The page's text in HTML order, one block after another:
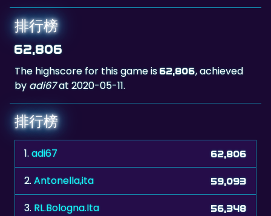
排行榜
62,806
The highscore for this game is62,806, achieved
by adi67at 2020-05-11.
排行榜
1.adi67 62,806
2.Antonella,ita 59,093
3. RL.Bologna.Ita 56,348